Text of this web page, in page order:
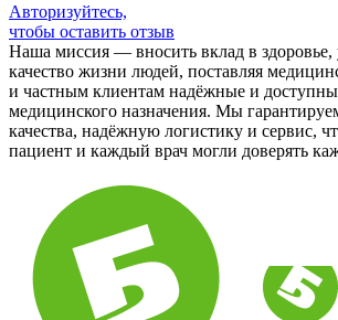
Авторизуйтесь,
чтобы оставить отзыв
Наша миссия — вносить вклад в здоровье,
качество жизни людей, поставляя
и частным клиентам надёжные и
медицинского назначения. Мы
качества, надёжную логистику и сервис,
пациент и каждый врач могли доверять